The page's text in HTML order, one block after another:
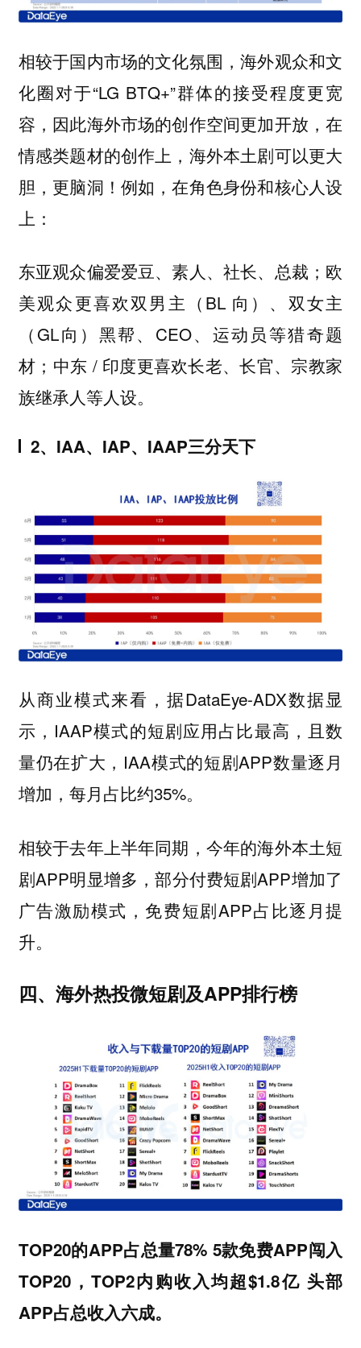
相较于国内市场的文化氛围，海外观众和文
化圈对于“LG BTQ+”群体的接受程度更宽
容，因此海外市场的创作空间更加开放，在
情感类题材的创作上，海外本土剧可以更大
胆，更脑洞！例如，在角色身份和核心人设
上：
东亚观众偏爱爱豆、素人、社长、总裁；欧
美观众更喜欢双男主（BL 向）、双女主
（GL向）黑帮、CEO、运动员等猎奇题
材；中东 / 印度更喜欢长老、长官、宗教家
族继承人等人设。
2、IAA、IAP、IAAP三分天下
从商业模式来看，据DataEye-ADX数据显
示，IAAP模式的短剧应用占比最高，且数
量仍在扩大，IAA模式的短剧APP数量逐月
增加，每月占比约35%。
相较于去年上半年同期，今年的海外本土短
剧APP明显增多，部分付费短剧APP增加了
广告激励模式，免费短剧APP占比逐月提
升。
四、海外热投微短剧及APP排行榜
TOP20的APP占总量78% 5款免费APP闯入
TOP20，TOP2内购收入均超$1.8亿 头部
APP占总收入六成。